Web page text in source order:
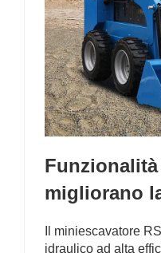
migliorano
Il miniescavatore
idraulico ad alta